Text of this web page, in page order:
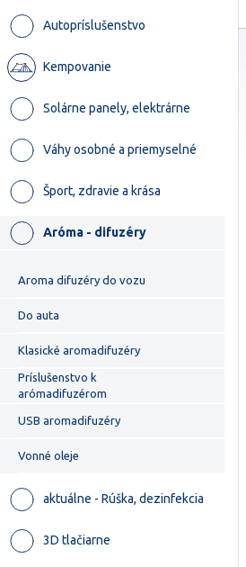
Autopríslušenstvo
Kempovanie
Solárne panely, elektrárne
Váhy osobné a priemyselné
Šport, zdravie a krása
Aróma - difuzéry
Aroma difuzéry do vozu
Do auta
Klasické aromadifuzéry
Príslušenstvo k
arómadifuzérom
USB aromadifuzéry
Vonné oleje
aktuálne - Rúška, dezinfekcia
3D tlačiarne